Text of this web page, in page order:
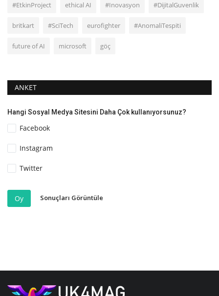
#EtkinProject ethical AI #Inovasyon #DijitalGuvenlik
britkart #SciTech eurofighter #AnomaliTespiti
future of AI microsoft göç
ANKET
Hangi Sosyal Medya Sitesini Daha Çok kullanıyorsunuz?
Facebook
Instagram
Twitter
Oy Sonuçları Görüntüle